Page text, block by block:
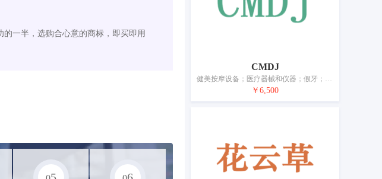
的一半，选购合心意的商标，即买即用
CMDJ
健美按摩设备；医疗器械和仪器；假牙；电疗器械；口罩；奶瓶；避孕套；假肢；支撑绷带；线（外科用）
￥6,500